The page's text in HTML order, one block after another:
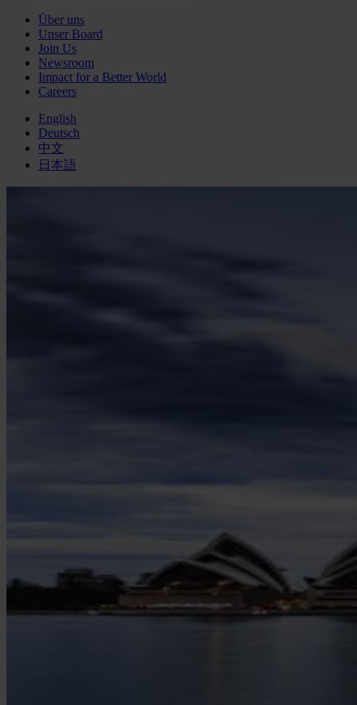
Über uns
Unser Board
Join Us
Newsroom
Impact for a Better World
Careers
English
Deutsch
中文
日本語